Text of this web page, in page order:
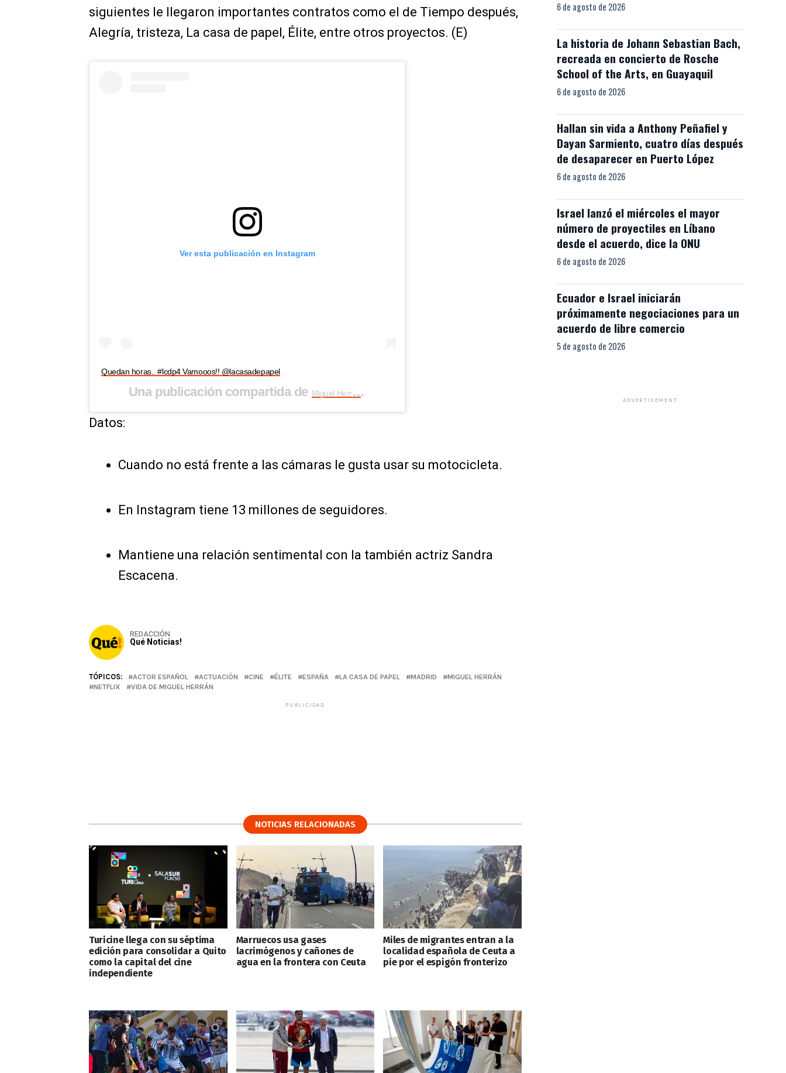
siguientes le llegaron importantes contratos como el de Tiempo después,
Alegría, tristeza, La casa de papel, Élite, entre otros proyectos. (E)
Ver esta publicación en Instagram
Quedan horas.. #lcdp4 Vamooos!! @lacasadepapel
Una publicación compartida de Miguel Herrán (@miguel.g.herran) el
Datos:
Cuando no está frente a las cámaras le gusta usar su motocicleta.
En Instagram tiene 13 millones de seguidores.
Mantiene una relación sentimental con la también actriz Sandra
Escacena.
REDACCIÓN
Qué Noticias!
TÓPICOS: ACTOR ESPAÑOL ACTUACIÓN CINE ÉLITE ESPAÑA LA CASA DE PAPEL MADRID
MIGUEL HERRÁN
NETFLIX
VIDA DE MIGUEL HERRÁN
PUBLICIDAD
NOTICIAS RELACIONADAS
Turicine llega con su séptima
edición para consolidar a Quito
como la capital del cine
independiente
Marruecos usa gases
lacrimógenos y cañones de
agua en la frontera con Ceuta
Miles de migrantes entran a la
localidad española de Ceuta a
pie por el espigón fronterizo
6 de agosto de 2026
La historia de Johann Sebastian Bach,
recreada en concierto de Rosche
School of the Arts, en Guayaquil
6 de agosto de 2026
Hallan sin vida a Anthony Peñafiel y
Dayan Sarmiento, cuatro días después
de desaparecer en Puerto López
6 de agosto de 2026
Israel lanzó el miércoles el mayor
número de proyectiles en Líbano
desde el acuerdo, dice la ONU
6 de agosto de 2026
Ecuador e Israel iniciarán
próximamente negociaciones para un
acuerdo de libre comercio
5 de agosto de 2026
ADVERTISEMENT